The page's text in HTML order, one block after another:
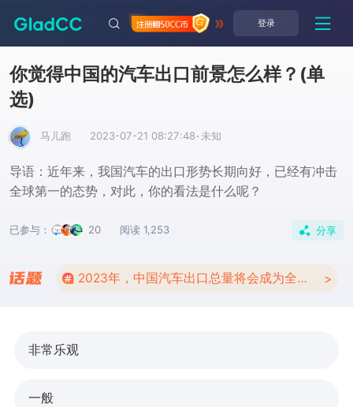
登录
你觉得中国的汽车出口前景怎么样？ (单
选)
马儿跑 2023-07-21 08:27:48· 未知
导语：近年来，我国汽车的出口形势长期向好，已经有冲击
全球第一的态势，对此，你的看法是什么呢？
已参与： 20 阅读 1,253 分享
2023年，中国汽车出口总量将会成为全球第一吗？ >
非常乐观
一般